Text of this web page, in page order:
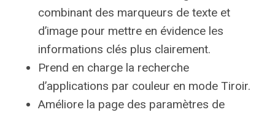
combinant des marqueurs de texte et
d’image pour mettre en évidence les
informations clés plus clairement.
Prend en charge la recherche
d’applications par couleur en mode Tiroir.
Améliore la page des paramètres de